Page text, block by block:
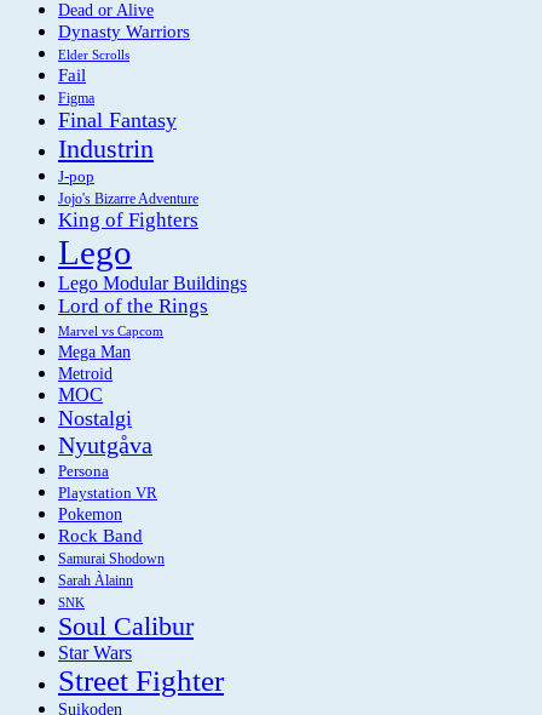
Dead or Alive
Dynasty Warriors
Elder Scrolls
Fail
Figma
Final Fantasy
Industrin
J-pop
Jojo's Bizarre Adventure
King of Fighters
Lego
Lego Modular Buildings
Lord of the Rings
Marvel vs Capcom
Mega Man
Metroid
MOC
Nostalgi
Nyutgåva
Persona
Playstation VR
Pokemon
Rock Band
Samurai Shodown
Sarah Àlainn
SNK
Soul Calibur
Star Wars
Street Fighter
Suikoden